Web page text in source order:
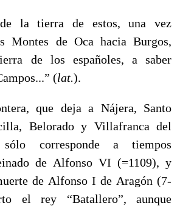
de la tierra de estos, una vez
Montes de Oca hacia Burgos,
de los españoles, a saber
(lat.).
que deja a Nájera, Santo
Belorado y Villafranca del
corresponde a tiempos
de Alfonso VI (=1109), y
de Alfonso I de Aragón (7-
el rey “Batallero”, aunque